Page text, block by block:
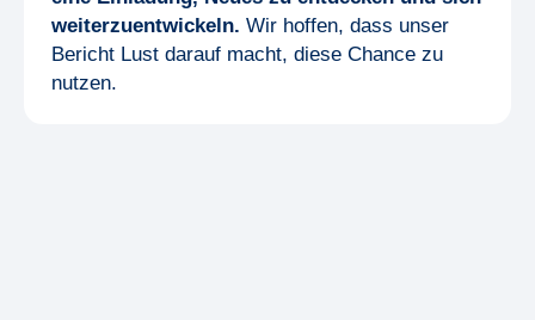
weiterzuentwickeln. Wir hoffen, dass unser
Bericht Lust darauf macht, diese Chance zu
nutzen.